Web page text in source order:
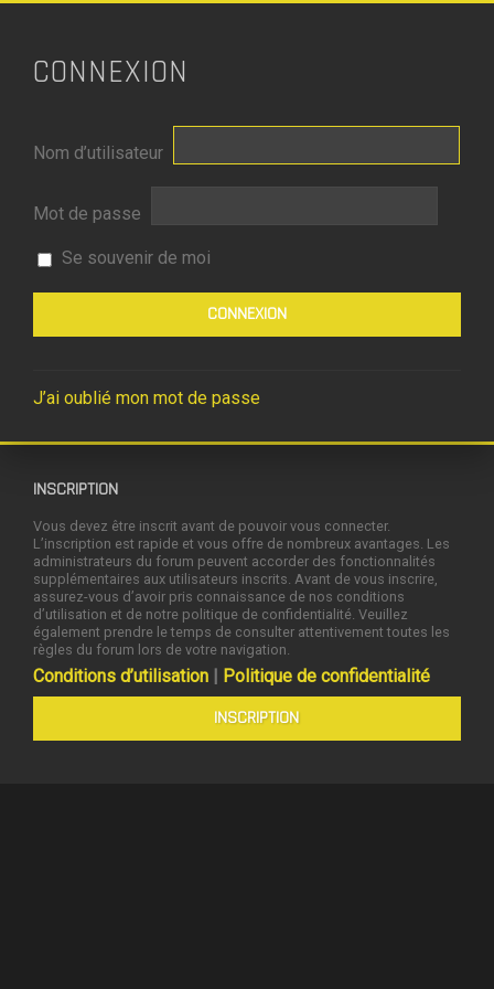
CONNEXION
Nom d’utilisateur
Mot de passe
Se souvenir de moi
J’ai oublié mon mot de passe
INSCRIPTION
Vous devez être inscrit avant de pouvoir vous connecter.
L’inscription est rapide et vous offre de nombreux avantages. Les
administrateurs du forum peuvent accorder des fonctionnalités
supplémentaires aux utilisateurs inscrits. Avant de vous inscrire,
assurez-vous d’avoir pris connaissance de nos conditions
d’utilisation et de notre politique de confidentialité. Veuillez
également prendre le temps de consulter attentivement toutes les
règles du forum lors de votre navigation.
Conditions d’utilisation | Politique de confidentialité
INSCRIPTION